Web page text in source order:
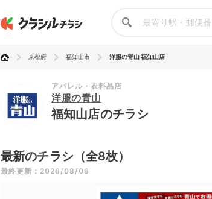
京都府 福知山市 洋服の青山 福知山店
アパレル・衣料品店
洋服の青山
福知山店のチラシ
最新のチラシ（全8枚）
最終更新：2026/08/06